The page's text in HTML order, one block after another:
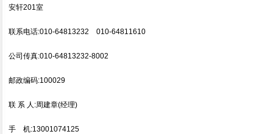
安轩201室
联系电话:010-64813232 010-64811610
公司传真:010-64813232-8002
邮政编码:100029
联 系 人:周建章(经理)
手 机:13001074125